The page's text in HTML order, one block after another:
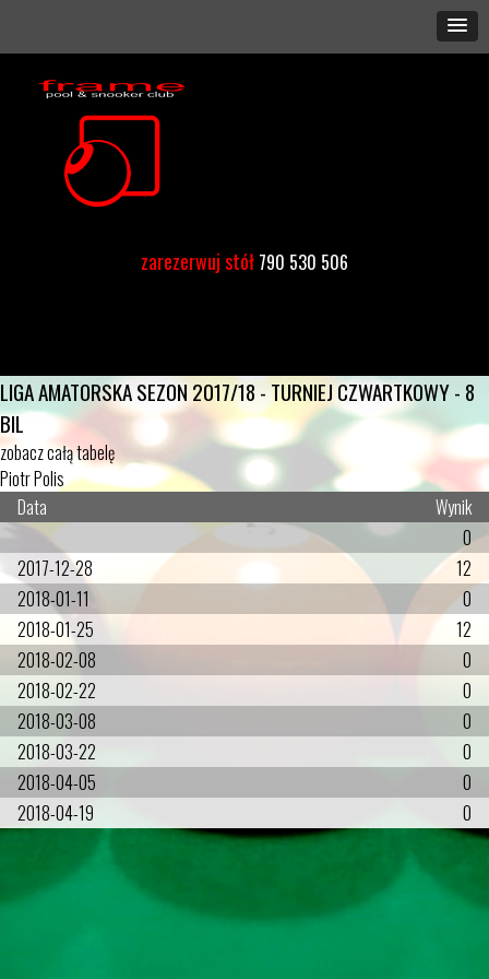
zarezerwuj stół 790 530 506
LIGA AMATORSKA SEZON 2017/18 - TURNIEJ CZWARTKOWY - 8
BIL
zobacz całą tabelę
Piotr Polis
Data
Wynik
0
2017-12-28
12
2018-01-11
0
2018-01-25
12
2018-02-08
0
2018-02-22
0
2018-03-08
0
2018-03-22
0
2018-04-05
0
2018-04-19
0